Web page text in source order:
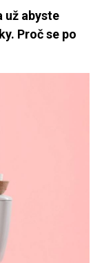
už abyste
Proč se po